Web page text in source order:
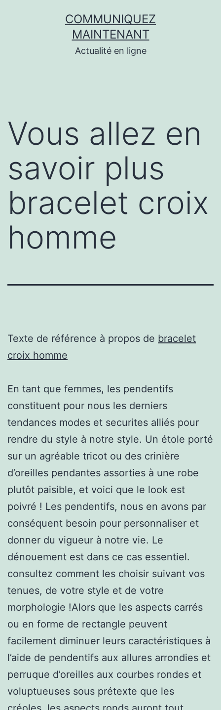
COMMUNIQUEZ
MAINTENANT
Actualité en ligne
Vous allez en
savoir plus
bracelet croix
homme
Texte de référence à propos de bracelet
croix homme
En tant que femmes, les pendentifs
constituent pour nous les derniers
tendances modes et securites alliés pour
rendre du style à notre style. Un étole porté
sur un agréable tricot ou des crinière
d’oreilles pendantes assorties à une robe
plutôt paisible, et voici que le look est
poivré ! Les pendentifs, nous en avons par
conséquent besoin pour personnaliser et
donner du vigueur à notre vie. Le
dénouement est dans ce cas essentiel.
consultez comment les choisir suivant vos
tenues, de votre style et de votre
morphologie !Alors que les aspects carrés
ou en forme de rectangle peuvent
facilement diminuer leurs caractéristiques à
l’aide de pendentifs aux allures arrondies et
perruque d’oreilles aux courbes rondes et
voluptueuses sous prétexte que les